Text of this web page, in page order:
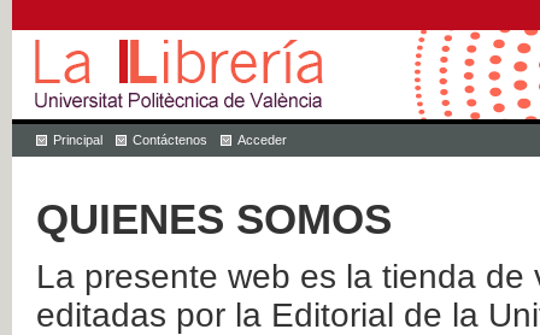
Principal Contáctenos Acceder
QUIENES SOMOS
La presente web es la tienda
editadas por la Editorial de la